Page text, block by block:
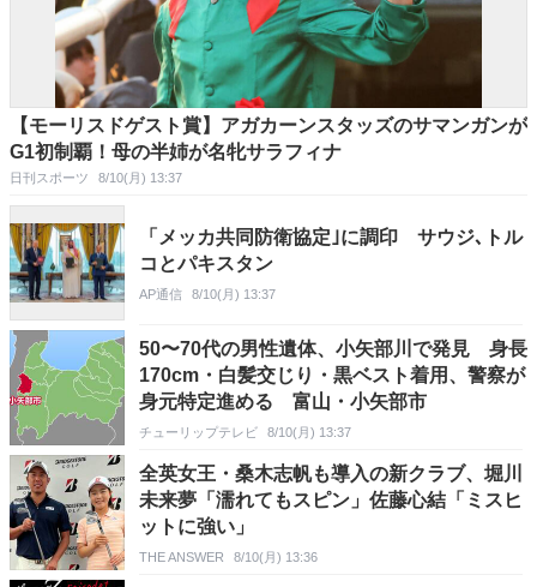
【モーリスドゲスト賞】アガカーンスタッズのサマンガンが
G1初制覇！母の半姉が名牝サラフィナ
日刊スポーツ 8/10(月) 13:37
「メッカ共同防衛協定｣に調印 サウジ､トル
コとパキスタン
AP通信 8/10(月) 13:37
50〜70代の男性遺体、小矢部川で発見 身長
170cm・白髪交じり・黒ベスト着用、警察が
身元特定進める 富山・小矢部市
チューリップテレビ 8/10(月) 13:37
全英女王・桑木志帆も導入の新クラブ、堀川
未来夢「濡れてもスピン」佐藤心結「ミスヒ
ットに強い」
THE ANSWER 8/10(月) 13:36